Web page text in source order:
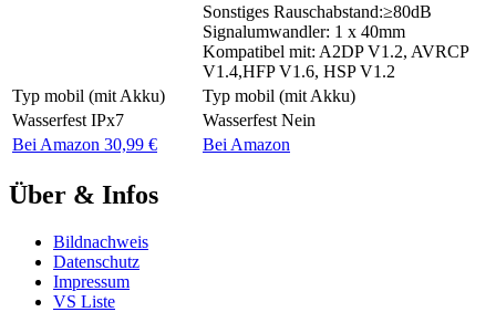
Sonstiges Rauschabstand:≥80dB
Signalumwandler: 1 x 40mm
Kompatibel mit: A2DP V1.2, AVRCP
V1.4,HFP V1.6, HSP V1.2
Typ mobil (mit Akku) Typ mobil (mit Akku)
Wasserfest IPx7 Wasserfest Nein
Bei Amazon 30,99 €
Bei Amazon
Über & Infos
Bildnachweis
Datenschutz
Impressum
VS Liste